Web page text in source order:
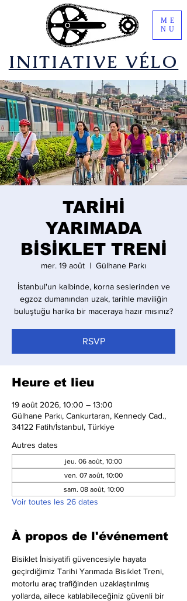
​INITIATIVE VÉLO
ME
NU
TARİHİ
YARIMADA
BİSİKLET TRENİ
mer. 19 août
  |
Gülhane Parkı
İstanbul'un kalbinde, korna seslerinden ve
egzoz dumanından uzak, tarihle maviliğin
buluştuğu harika bir maceraya hazır mısınız?
RSVP
Heure et lieu
19 août 2026, 10:00 – 13:00
Gülhane Parkı, Cankurtaran, Kennedy Cad.,
34122 Fatih/İstanbul, Türkiye
Autres dates
jeu. 06 août, 10:00
ven. 07 août, 10:00
sam. 08 août, 10:00
Voir toutes les 26 dates
À propos de l'événement
Bisiklet İnisiyatifi güvencesiyle hayata
geçirdiğimiz Tarihi Yarımada Bisiklet Treni,
motorlu araç trafiğinden uzaklaştırılmış
yollarda, ailece katılabileceğiniz güvenli bir